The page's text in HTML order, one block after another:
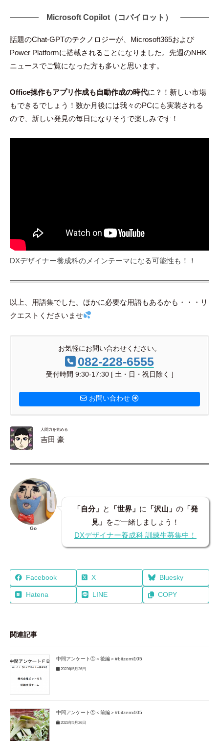
Microsoft Copilot（コパイロット）
話題のChat-GPTのテクノロジーが、Microsoft365および
Power Platformに搭載されることになりました。先週のNHK
ニュースでご覧になった方も多いと思います。
Office操作もアプリ作成も自動作成の時代に？！新しい市場
もできるでしょう！数か月後には我々のPCにも実装される
ので、新しい発見の毎日になりそうで楽しみです！
DXデザイナー養成科のメインテーマになる可能性も！！
以上、用語集でした。ほかに必要な用語もあるかも・・・リ
クエストくださいませ
お気軽にお問い合わせください。
082-228-6555
受付時間 9:30-17:30 [ 土・日・祝日除く ]
お問い合わせ
人間力を究める
吉田 豪
Go
「自分」 と 「世界」 に 「沢山」 の「発
見」 をご一緒しましょう！
DXデザイナー養成科 訓練生募集中！
Facebook X Bluesky
Hatena LINE COPY
関連記事
中間アンケート①＜後編＞#bitzemi105
2023年5月26日
中間アンケート①＜前編＞#bitzemi105
2023年5月26日